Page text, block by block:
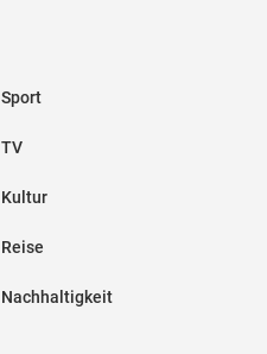
Sport
TV
Kultur
Reise
Nachhaltigkeit